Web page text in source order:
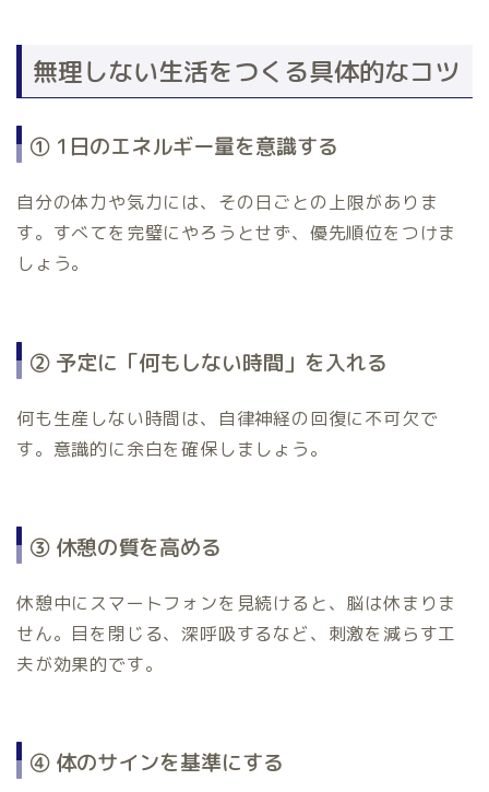
無理しない生活をつくる具体的なコツ
① 1日のエネルギー量を意識する
自分の体力や気力には、その日ごとの上限がありま
す。すべてを完璧にやろうとせず、優先順位をつけま
しょう。
② 予定に「何もしない時間」を入れる
何も生産しない時間は、自律神経の回復に不可欠で
す。意識的に余白を確保しましょう。
③ 休憩の質を高める
休憩中にスマートフォンを見続けると、脳は休まりま
せん。目を閉じる、深呼吸するなど、刺激を減らす工
夫が効果的です。
④ 体のサインを基準にする